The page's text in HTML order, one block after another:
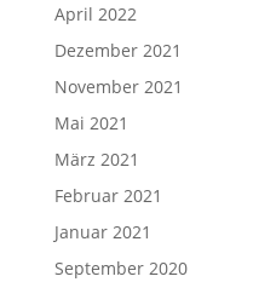
April 2022
Dezember 2021
November 2021
Mai 2021
März 2021
Februar 2021
Januar 2021
September 2020